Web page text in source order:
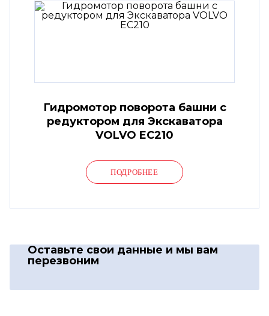
Гидромотор поворота башни с
редуктором для Экскаватора
VOLVO EC210
ПОДРОБНЕЕ
Оставьте свои данные и мы вам
перезвоним